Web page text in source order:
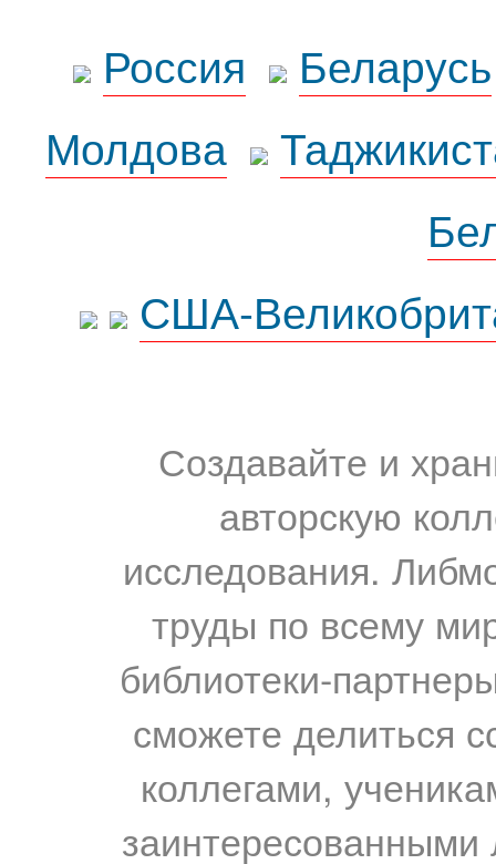
Россия
Беларусь
Молдова
США-
Создавайте и
авторскую
исследования.
труды по всему
библиотеки-
сможете делиться
коллегами,